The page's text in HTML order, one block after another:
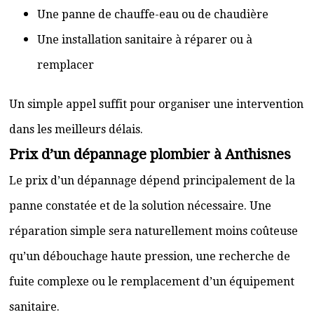
Une panne de chauffe-eau ou de chaudière
Une installation sanitaire à réparer ou à
remplacer
Un simple appel suffit pour organiser une intervention
dans les meilleurs délais.
Prix d’un dépannage plombier à Anthisnes
Le prix d’un dépannage dépend principalement de la
panne constatée et de la solution nécessaire. Une
réparation simple sera naturellement moins coûteuse
qu’un débouchage haute pression, une recherche de
fuite complexe ou le remplacement d’un équipement
sanitaire.